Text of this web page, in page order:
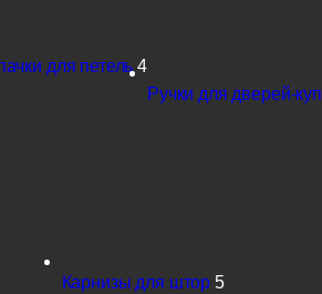
для петель 4
Ручки для дверей-
Карнизы для штор 5